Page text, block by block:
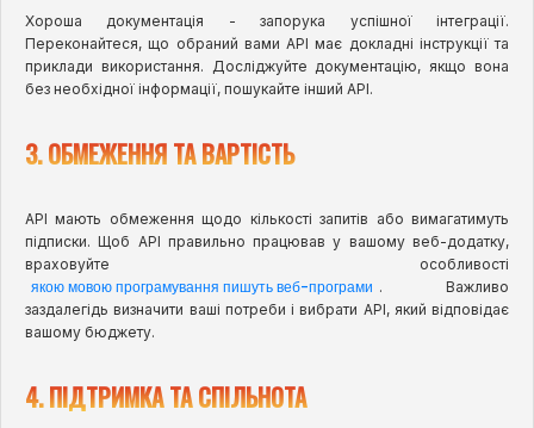
Хороша документація - запорука успішної інтеграції.
Переконайтеся, що обраний вами API має докладні інструкції та
приклади використання. Досліджуйте документацію, якщо вона
без необхідної інформації, пошукайте інший API.
3. ОБМЕЖЕННЯ ТА ВАРТІСТЬ
API мають обмеження щодо кількості запитів або вимагатимуть
підписки. Щоб API правильно працював у вашому веб-додатку,
враховуйте особливості
якою мовою програмування пишуть веб-програми . Важливо
заздалегідь визначити ваші потреби і вибрати API, який відповідає
вашому бюджету.
4. ПІДТРИМКА ТА СПІЛЬНОТА